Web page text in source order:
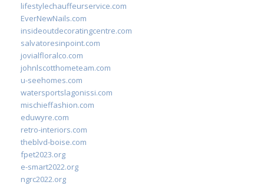
lifestylechauffeurservice.com
EverNewNails.com
insideoutdecoratingcentre.com
salvatoresinpoint.com
jovialfloralco.com
johnlscotthometeam.com
u-seehomes.com
watersportslagonissi.com
mischieffashion.com
eduwyre.com
retro-interiors.com
theblvd-boise.com
fpet2023.org
e-smart2022.org
ngrc2022.org